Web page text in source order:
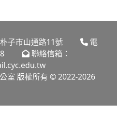
朴子市山通路11號
電
聯絡信箱：
室 版權所有 © 2022-2026